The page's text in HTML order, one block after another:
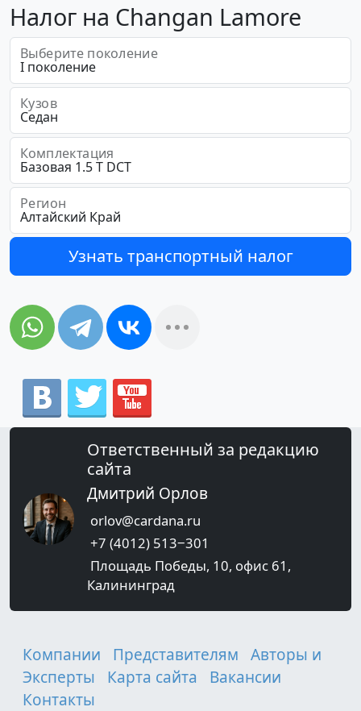
Налог на Changan Lamore
Выберите поколение
Кузов
Комплектация
Регион
Ответственный за редакцию
сайта
Дмитрий Орлов
orlov@cardana.ru
+7 (4012) 513‒301
Площадь Победы, 10, офис 61,
Калининград
Компании Представителям
Авторы и
Эксперты
Карта сайта
Вакансии
Контакты